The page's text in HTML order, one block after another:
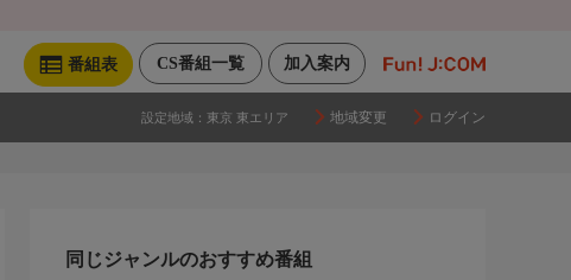
加入案内
CS番組一覧
番組表
設定地域： 東京 東エリア 地域変更 ログイン
同じジャンルのおすすめ番組